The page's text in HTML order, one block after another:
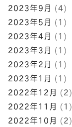
2023年9月 (4)
2023年5月 (1)
2023年4月 (1)
2023年3月 (1)
2023年2月 (1)
2023年1月 (1)
2022年12月 (2)
2022年11月 (1)
2022年10月 (2)